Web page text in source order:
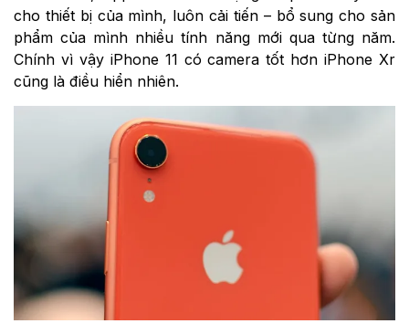
cho thiết bị của mình, luôn cải tiến – bổ sung cho sản
phẩm của mình nhiều tính năng mới qua từng năm.
Chính vì vậy iPhone 11 có camera tốt hơn iPhone Xr
cũng là điều hiển nhiên.